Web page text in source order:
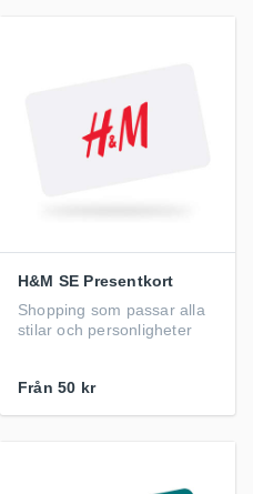
H&M SE Presentkort
Shopping som passar alla
stilar och personligheter
Från 50 kr